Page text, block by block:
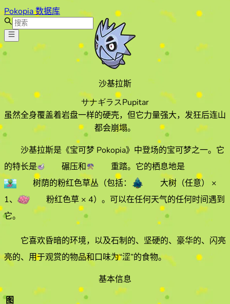
Pokopia 数据库
沙基拉斯
サナギラスPupitar
虽然全身覆盖着岩盘一样的硬壳，但它力量强大，发狂后连山
都会崩塌。
沙基拉斯是《宝可梦 Pokopia》中登场的宝可梦之一。它
的特长是 碾压和 重踏。它的栖息地是
树荫的粉红色草丛 （包括： 大树（任意）
×
1、 粉红色草 × 4） 。 可以在任何天气的任何时间遇到
它。
它喜欢昏暗的环境，以及石制的、坚硬的、豪华的、闪亮
亮的、用于观赏的物品和口味为“涩”的食物。
基本信息
图